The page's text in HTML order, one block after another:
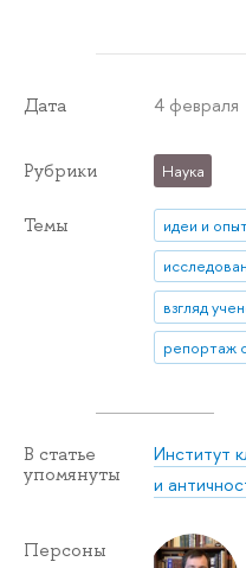
Дата 4
Рубрики Наука
Темы идеи и
взгляд
репортаж
В статье
упомянуты
Институт
и
Персоны